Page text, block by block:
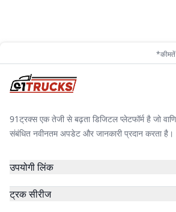
91ट्रक्स एक तेजी से बढ़ता डिजिटल प्लेटफॉर्म है जो
संबंधित नवीनतम अपडेट और जानकारी प्रदान करता है।
उपयोगी लिंक
ट्रक सीरीज